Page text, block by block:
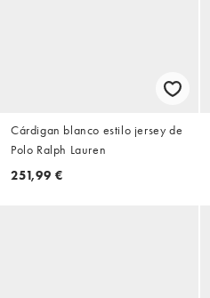
Cárdigan blanco estilo jersey de
Polo Ralph Lauren
251,99 €